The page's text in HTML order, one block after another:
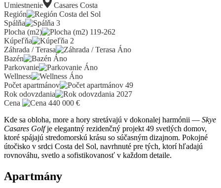
Umiestnenie
Casares Costa
Región
Costa del Sol
Spálňa
3
Plocha (m2)
119-262
Kúpeľňa
2
Záhrada / Terasa
Áno
Bazén
Áno
Parkovanie
Áno
Wellness
Áno
Počet apartmánov
49
Rok odovzdania
2027
Cena
440 000 €
Kde sa obloha, more a hory stretávajú v dokonalej harmónii — Skye
Casares Golfje elegantný rezidenčný projekt 49 svetlých domov,
ktoré spájajú stredomorskú krásu so súčasným dizajnom. Pokojné
útočisko v srdci Costa del Sol, navrhnuté pre tých, ktorí hľadajú
rovnováhu, svetlo a sofistikovanosť v každom detaile.
Apartmány